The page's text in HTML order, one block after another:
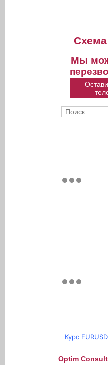
Мы
Форма
Поиск
Курс EURUSD
Optim